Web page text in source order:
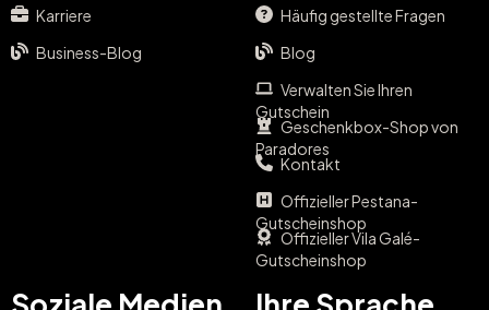
Karriere
Business-Blog
Häufig gestellte Fragen
Blog
Verwalten Sie Ihren
Gutschein
Geschenkbox-Shop von
Paradores
Kontakt
Offizieller Pestana-
Gutscheinshop
Offizieller Vila Galé-
Gutscheinshop